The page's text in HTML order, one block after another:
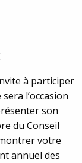
à participer
l’occasion
son
du Conseil
votre
annuel des